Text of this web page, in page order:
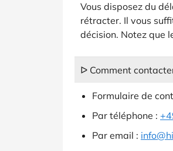
Vous disposez du
rétracter. Il vous
décision. Notez que
ᐅ Comment
Formulaire de
Par téléphone :
Par email :